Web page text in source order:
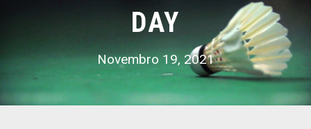
DAY
Novembro 19, 2021